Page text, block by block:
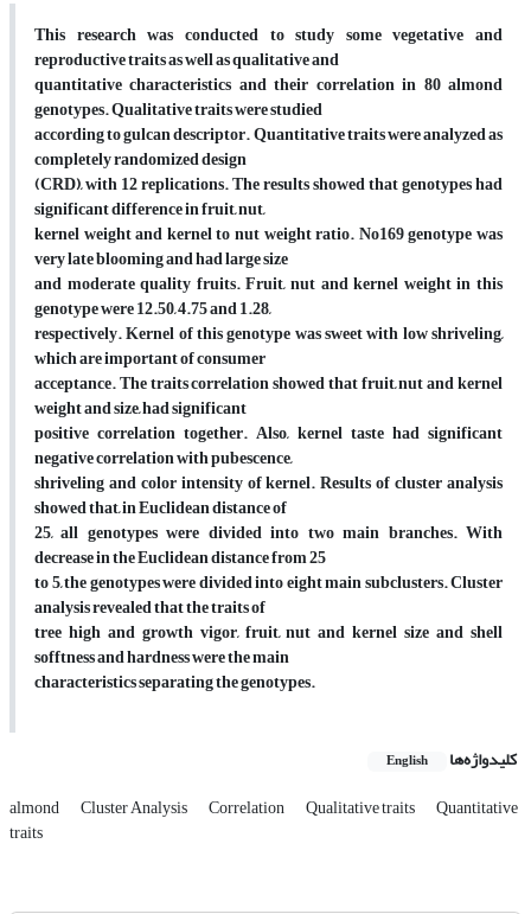
This research was conducted to study some vegetative and
reproductive traits as well as qualitative and
quantitative characteristics and their correlation in 80 almond
genotypes. Qualitative traits were studied
according to gulcan descriptor. Quantitative traits were analyzed as
completely randomized design
(CRD), with 12 replications. The results showed that genotypes had
significant difference in fruit, nut,
kernel weight and kernel to nut weight ratio. No169 genotype was
very late blooming and had large size
and moderate quality fruits. Fruit, nut and kernel weight in this
genotype were 12.50, 4.75 and 1.28,
respectively. Kernel of this genotype was sweet with low shriveling,
which are important of consumer
acceptance. The traits correlation showed that fruit, nut and kernel
weight and size, had significant
positive correlation together. Also, kernel taste had significant
negative correlation with pubescence,
shriveling and color intensity of kernel. Results of cluster analysis
showed that, in Euclidean distance of
25, all genotypes were divided into two main branches. With
decrease in the Euclidean distance from 25
to 5, the genotypes were divided into eight main subclusters. Cluster
analysis revealed that the traits of
tree high and growth vigor, fruit, nut and kernel size and shell
sofftness and hardness were the main
characteristics separating the genotypes.
کلیدواژه‌ها English
almond Cluster Analysis Correlation Qualitative traits Quantitative
traits